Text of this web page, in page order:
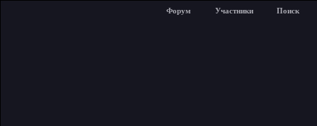
Форум Участники Поиск